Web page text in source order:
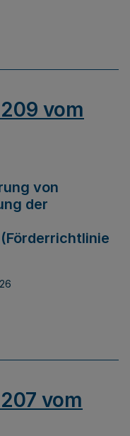
vom
von
der
vom